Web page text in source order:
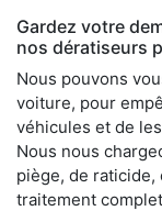
Gardez votre
nos dératiseurs
Nous pouvons
voiture, pour
véhicules et de
Nous nous
piège, de
traitement